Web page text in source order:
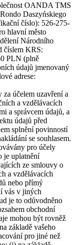
OANDA TMS
Daszyńskiego
číslo): 526-275-
hlavní město
Národního
číslem KRS:
PLN (plně
údajů jmenovaný
adrese:
za účelem uzavření a
a vzdělávacích
a správcem údajů, a
údajů před
splnění povinností
se souhlasem.
pro účely
je uplatnění
ze smlouvy o
a vzdělávacích
nebo přímý
vás v jiných
je to odůvodněno
obchodní
mohou být rovněž
základě vašeho
pro jiné než